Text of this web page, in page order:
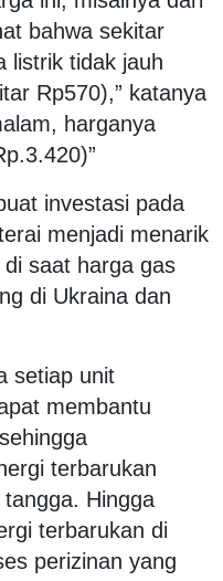
bahwa sekitar
listrik tidak jauh
Rp570),” katanya
harganya
investasi pada
menjadi menarik
saat harga gas
di Ukraina dan
setiap unit
membantu
terbarukan
Hingga
terbarukan di
perizinan yang